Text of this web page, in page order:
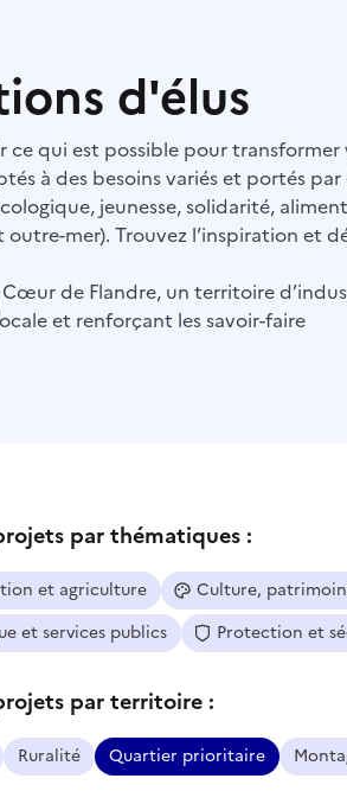
d'élus
ce qui est possible pour
à des besoins variés et portés
jeunesse, solidarité,
mer). Trouvez l’inspiration et
de Flandre, un territoire
et renforçant les savoir-faire
par thématiques :
et agriculture Culture,
et services publics
Protection et
par territoire :
Ruralité Quartier prioritaire